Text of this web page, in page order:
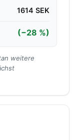
1614 SEK
(−28 %)
weitere